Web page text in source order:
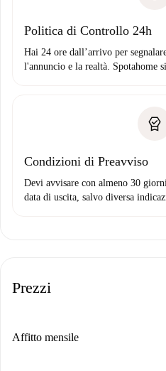
Politica di Controllo 24h
Hai 24 ore dall’arrivo per
l'annuncio e la realtà. Spotahome
Condizioni di Preavviso
Devi avvisare con almeno 30
data di uscita, salvo diversa
Prezzi
Affitto mensile